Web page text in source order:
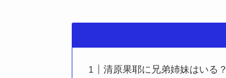
清原果耶に兄弟姉妹はいる？